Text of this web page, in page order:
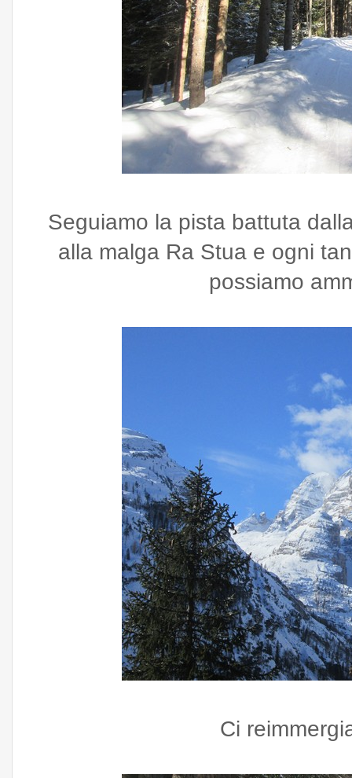
Seguiamo la pista battuta
alla malga Ra Stua e ogni
possiamo
Ci